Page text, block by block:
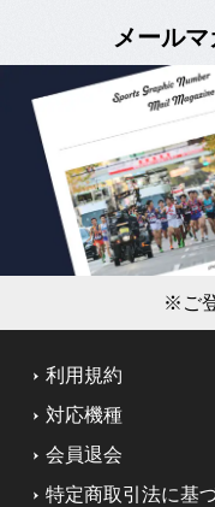
メールマ
※ご
利用規約
対応機種
会員退会
特定商取引法に基